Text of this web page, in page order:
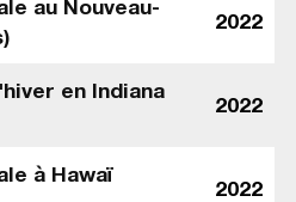
au Nouveau-
2022
en Indiana
2022
à Hawaï
2022